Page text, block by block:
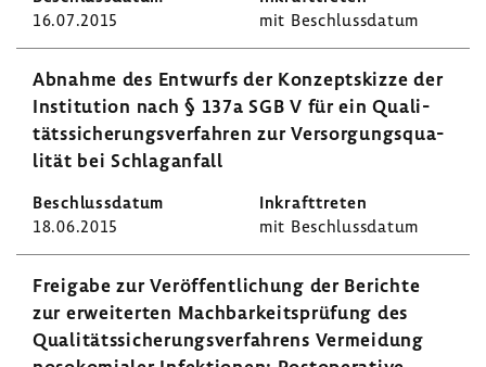
16.07.2015 mit Beschluss­datum
Abnahme des Entwurfs der Konzept­skizze der
Insti­tu­tion nach § 137a SGB V für ein Quali­
täts­si­che­rungs­ver­fahren zur Versor­gungs­qua­
lität bei Schlag­an­fall
18.06.2015 mit Beschluss­datum
Frei­gabe zur Veröf­fent­li­chung der Berichte
zur erwei­terten Mach­bar­keits­prü­fung des
Quali­täts­si­che­rungs­ver­fah­rens Vermei­dung